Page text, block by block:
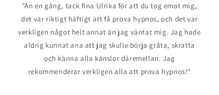
"Än en gång, tack fina Ulrika för att du tog emot mig,
det var riktigt häftigt att få prova hypnos, och det var
verkligen något helt annat än jag väntat mig. Jag hade
aldrig kunnat ana att jag skulle börja gråta, skratta
och känna alla känslor däremellan. Jag
rekommenderar verkligen alla att prova hypnos!"